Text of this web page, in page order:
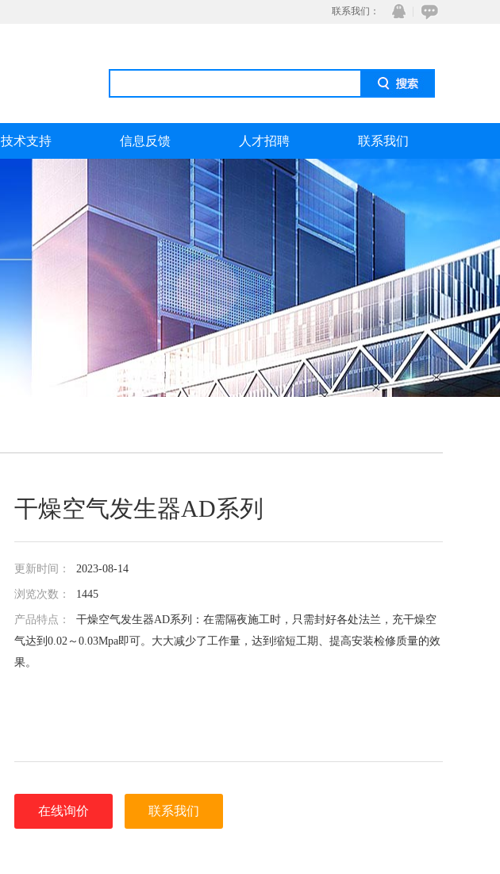
联系我们：
在线咨
QQ
技术支持 信息反馈 人才招聘 联系我们
干燥空气发生器AD系列
更新时间： 2023-08-14
浏览次数： 1445
产品特点： 干燥空气发生器AD系列：在需隔夜施工时，只需封好各处法兰，充干燥空
气达到0.02～0.03Mpa即可。大大减少了工作量，达到缩短工期、提高安装检修质量的效
果。
在线询价 联系我们